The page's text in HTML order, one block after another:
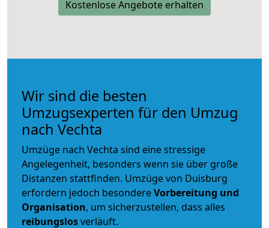
Kostenlose Angebote erhalten
Wir sind die besten
Umzugsexperten für den Umzug
nach Vechta
Umzüge nach Vechta sind eine stressige
Angelegenheit, besonders wenn sie über große
Distanzen stattfinden. Umzüge von Duisburg
erfordern jedoch besondereVorbereitung und
Organisation, um sicherzustellen, dass alles
reibungslosverläuft.